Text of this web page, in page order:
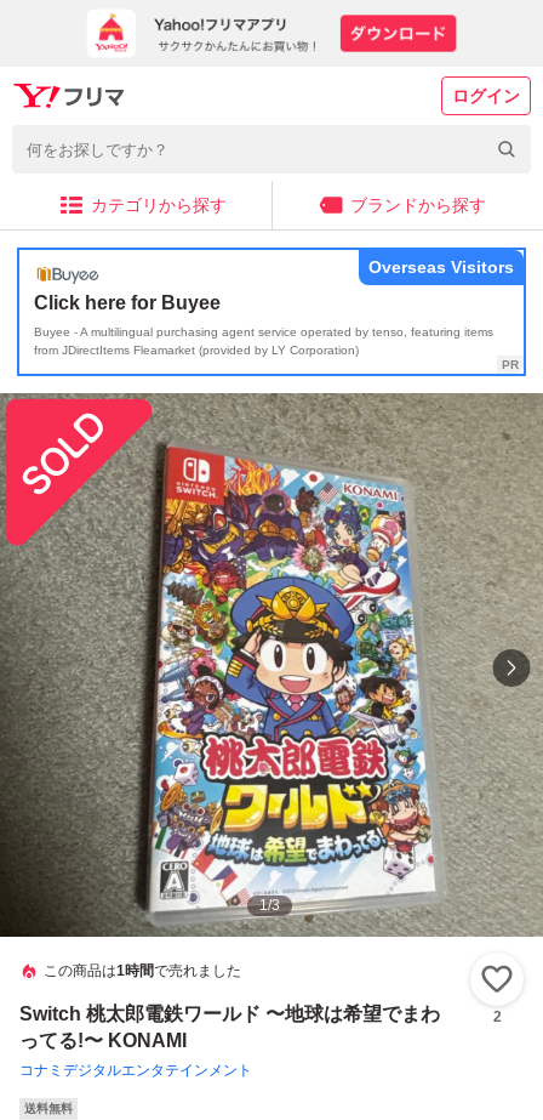
ログイン
カテゴリから探す ブランドから探す
Click here for Buyee
Buyee - A multilingual purchasing agent service operated by tenso, featuring items
from JDirectItems Fleamarket (provided by LY Corporation)
Overseas Visitors
1/3
この商品は1時間で売れました
Switch 桃太郎電鉄ワールド 〜地球は希望でまわ
ってる!〜 KONAMI
コナミデジタルエンタテインメント
2
送料無料